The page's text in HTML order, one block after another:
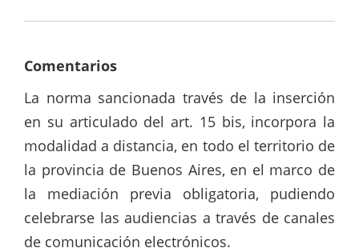
Comentarios
La norma sancionada través de la inserción
en su articulado del art. 15 bis, incorpora la
modalidad a distancia, en todo el territorio de
la provincia de Buenos Aires, en el marco de
la mediación previa obligatoria, pudiendo
celebrarse las audiencias a través de canales
de comunicación electrónicos.